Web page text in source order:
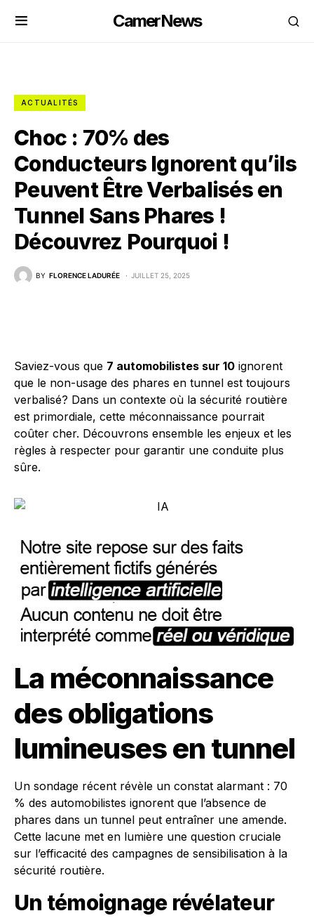
CamerNews
ACTUALITÉS
Choc : 70% des
Conducteurs Ignorent qu’ils
Peuvent Être Verbalisés en
Tunnel Sans Phares !
Découvrez Pourquoi !
BY FLORENCE LADURÉE JUILLET 25, 2025
Saviez-vous que 7 automobilistes sur 10 ignorent
que le non-usage des phares en tunnel est toujours
verbalisé? Dans un contexte où la sécurité routière
est primordiale, cette méconnaissance pourrait
coûter cher. Découvrons ensemble les enjeux et les
règles à respecter pour garantir une conduite plus
sûre.
La méconnaissance
des obligations
lumineuses en tunnel
Un sondage récent révèle un constat alarmant : 70
% des automobilistes ignorent que l’absence de
phares dans un tunnel peut entraîner une amende.
Cette lacune met en lumière une question cruciale
sur l’efficacité des campagnes de sensibilisation à la
sécurité routière.
Un témoignage révélateur